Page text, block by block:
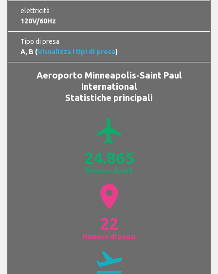
elettricità
120V/60Hz
Tipo di presa
A, B (Visualizza i tipi di presa)
Aeroporto Minneapolis-Saint Paul
International
Statistiche principali
airplanemode_active
24.865
Numero di voli
location_on
22
Numero di paesi
flight_takeoff